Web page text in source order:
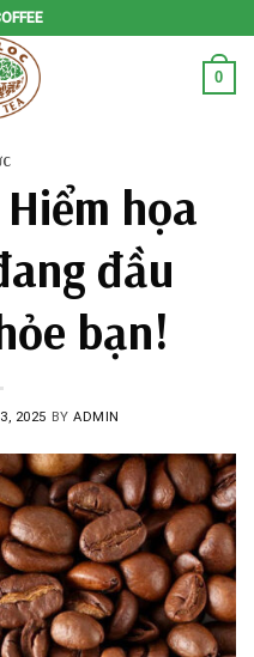
0
họa
đầu
bạn!
2025 BYADMIN